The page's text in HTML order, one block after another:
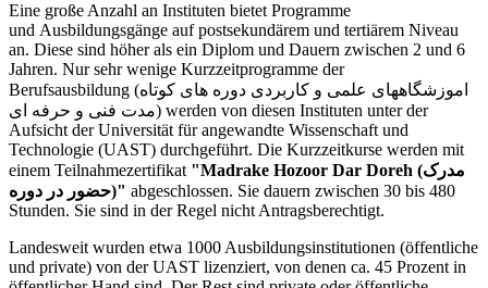
Eine große Anzahl an Instituten bietet Programme
und Ausbildungsgänge auf postsekundärem und tertiärem Niveau
an. Diese sind höher als ein Diplom und Dauern zwischen 2 und 6
Jahren. Nur sehr wenige Kurzzeitprogramme der
Berufsausbildung (اموزشگاههای علمی و کاربردی دوره های کوتاه
مدت فنی و حرفه ای) werden von diesen Instituten unter der
Aufsicht der Universität für angewandte Wissenschaft und
Technologie (UAST) durchgeführt. Die Kurzzeitkurse werden mit
einem Teilnahmezertifikat "Madrake Hozoor Dar Doreh (مدرک
حضور در دوره)" abgeschlossen. Sie dauern zwischen 30 bis 480
Stunden. Sie sind in der Regel nicht Antragsberechtigt.
Landesweit wurden etwa 1000 Ausbildungsinstitutionen (öffentliche
und private) von der UAST lizenziert, von denen ca. 45 Prozent in